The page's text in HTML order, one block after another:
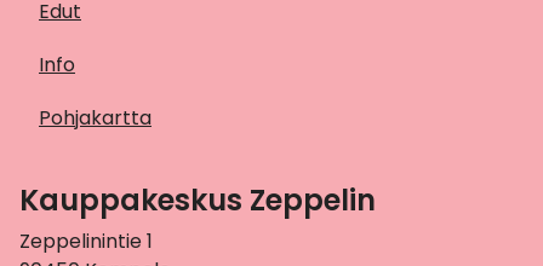
Edut
Info
Pohjakartta
Kauppakeskus Zeppelin
Zeppelinintie 1